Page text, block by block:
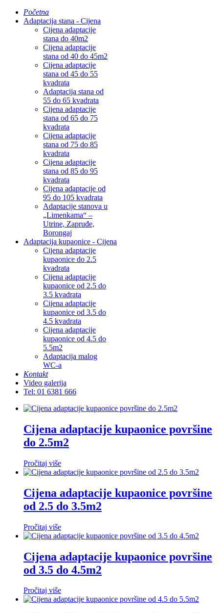
Početna
Adaptacija stana - Cijena
Cijena adaptacije
stana do 40m2
Cijena adaptacije
stana od 40 do 45m2
Cijena adaptacije
stana od 45 do 55
kvadrata
Adaptacija stana od
55 do 65 kvadrata
Cijena adaptacije
stana od 65 do 75
kvadrata
Cijena adaptacije
stana od 75 do 85
kvadrata
Cijena adaptacije
stana od 85 do 95
kvadrata
Cijena adaptacije od
95 do 105 kvadrata
Adaptacije stanova u
„Limenkama“ –
Utrine, Zapruđe,
Borongaj
Adaptacija kupaonice - Cijena
Cijena adaptacije
kupaonice do 2.5
kvadrata
Cijena adaptacije
kupaonice od 2.5 do
3.5 kvadrata
Cijena adaptacije
kupaonice od 3.5 do
4.5 kvadrata
Cijena adaptacije
kupaonice od 4.5 do
5.5m2
Adaptacija malog
WC-a
Kontakt
Video galerija
Tel: 01 6381 666
Cijena adaptacije kupaonice površine
do 2.5m2
Pročitaj više
Cijena adaptacije kupaonice površine
od 2.5 do 3.5m2
Pročitaj više
Cijena adaptacije kupaonice površine
od 3.5 do 4.5m2
Pročitaj više